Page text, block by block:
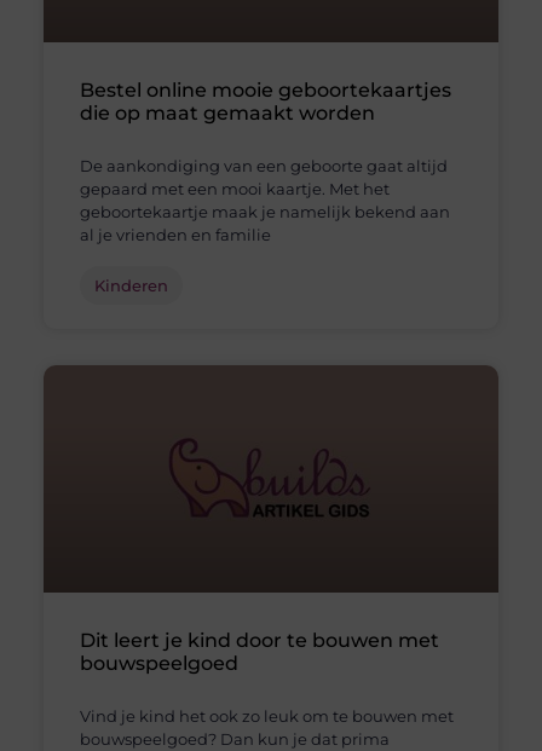
Bestel online mooie geboortekaartjes
die op maat gemaakt worden
De aankondiging van een geboorte gaat altijd
gepaard met een mooi kaartje. Met het
geboortekaartje maak je namelijk bekend aan
al je vrienden en familie
Kinderen
Dit leert je kind door te bouwen met
bouwspeelgoed
Vind je kind het ook zo leuk om te bouwen met
bouwspeelgoed? Dan kun je dat prima